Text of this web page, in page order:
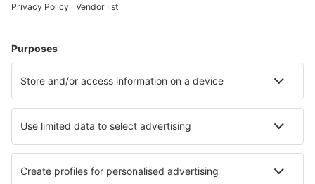
Nejvyhledávanější hotely uživateli eSky
Hotely v George Town Hotely v Kuala Lumpur
Hotely v Johor Bahru Hotely v Miri
Hotely in Sungai Lembing Hotely in Kudat